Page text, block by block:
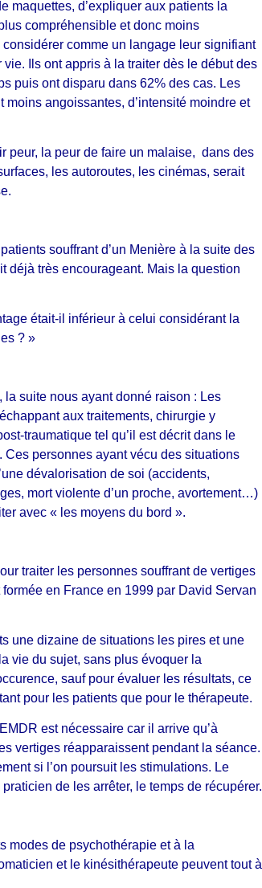
maquettes, d’expliquer aux patients la
compréhensible et donc moins
comme un langage leur signifiant
Ils ont appris à la traiter dès le début des
puis ont disparu dans 62% des cas. Les
angoissantes, d’intensité moindre et
peur, la peur de faire un malaise, dans des
les autoroutes, les cinémas, serait
souffrant d’un Menière à la suite des
déjà très encourageant. Mais la question
était-il inférieur à celui considérant la
? »
la suite nous ayant donné raison : Les
aux traitements, chirurgie y
traumatique tel qu’il est décrit dans le
personnes ayant vécu des situations
dévalorisation de soi (accidents,
mort violente d’un proche, avortement…)
avec « les moyens du bord ».
traiter les personnes souffrant de vertiges
en France en 1999 par David Servan
une dizaine de situations les pires et une
vie du sujet, sans plus évoquer la
sauf pour évaluer les résultats, ce
pour les patients que pour le thérapeute.
est nécessaire car il arrive qu’à
vertiges réapparaissent pendant la séance.
si l’on poursuit les stimulations. Le
de les arrêter, le temps de récupérer.
modes de psychothérapie et à la
et le kinésithérapeute peuvent tout à